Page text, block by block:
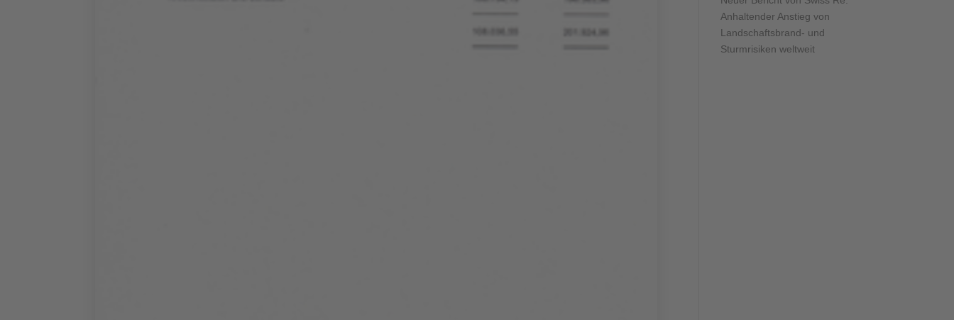
Anhaltender Anstieg von
Landschaftsbrand- und
Sturmrisiken weltweit